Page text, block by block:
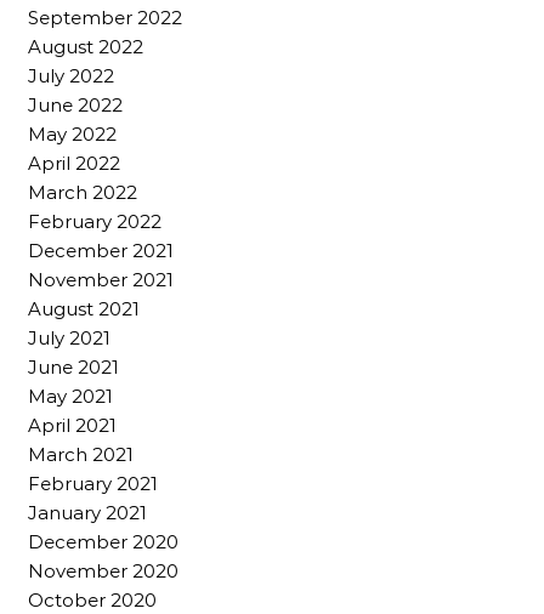
September 2022
August 2022
July 2022
June 2022
May 2022
April 2022
March 2022
February 2022
December 2021
November 2021
August 2021
July 2021
June 2021
May 2021
April 2021
March 2021
February 2021
January 2021
December 2020
November 2020
October 2020